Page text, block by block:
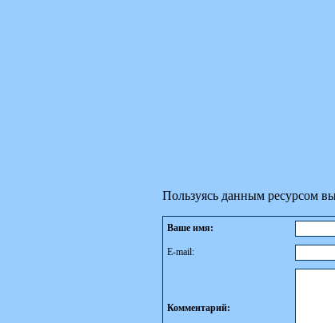
Пользуясь данным ресурсом
Ваше имя:
E-mail:
Комментарий: